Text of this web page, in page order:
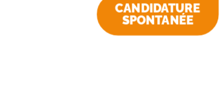
CANDIDATURE
SPONTANÉE